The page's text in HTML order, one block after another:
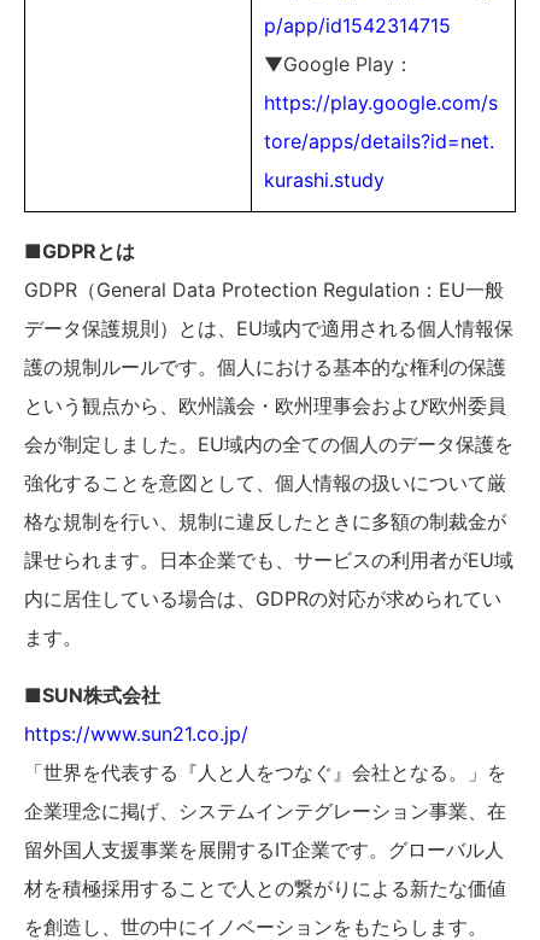
p/app/id1542314715
▼Google Play：
https://play.google.com/s
tore/apps/details?id=net.
kurashi.study
■GDPRとは
GDPR（General Data Protection Regulation：EU一般
データ保護規則）とは、EU域内で適用される個人情報保
護の規制ルールです。個人における基本的な権利の保護
という観点から、欧州議会・欧州理事会および欧州委員
会が制定しました。EU域内の全ての個人のデータ保護を
強化することを意図として、個人情報の扱いについて厳
格な規制を行い、規制に違反したときに多額の制裁金が
課せられます。日本企業でも、サービスの利用者がEU域
内に居住している場合は、GDPRの対応が求められてい
ます。
■SUN株式会社
https://www.sun21.co.jp/
「世界を代表する『人と人をつなぐ』会社となる。」を
企業理念に掲げ、システムインテグレーション事業、在
留外国人支援事業を展開するIT企業です。グローバル人
材を積極採用することで人との繋がりによる新たな価値
を創造し、世の中にイノベーションをもたらします。